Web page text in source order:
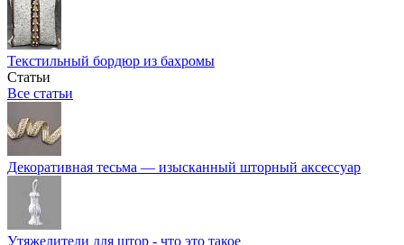
Текстильный бордюр из бахромы
Статьи
Все статьи
Декоративная тесьма — изысканный шторный аксессуар
Утяжелители для штор - что это такое